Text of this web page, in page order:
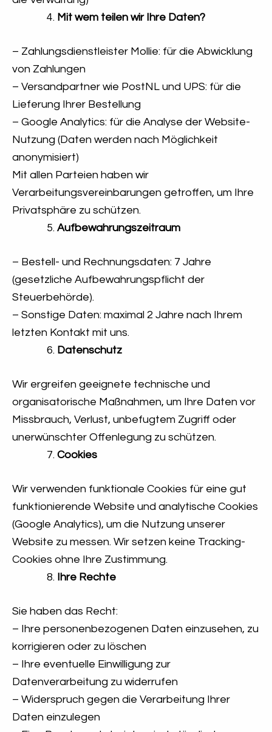
Mit wem teilen wir Ihre Daten?
– Zahlungsdienstleister Mollie: für die Abwicklung
von Zahlungen
– Versandpartner wie PostNL und UPS: für die
Lieferung Ihrer Bestellung
– Google Analytics: für die Analyse der Website-
Nutzung (Daten werden nach Möglichkeit
anonymisiert)
Mit allen Parteien haben wir
Verarbeitungsvereinbarungen getroffen, um Ihre
Privatsphäre zu schützen.
Aufbewahrungszeitraum
– Bestell- und Rechnungsdaten: 7 Jahre
(gesetzliche Aufbewahrungspflicht der
Steuerbehörde).
– Sonstige Daten: maximal 2 Jahre nach Ihrem
letzten Kontakt mit uns.
Datenschutz
Wir ergreifen geeignete technische und
organisatorische Maßnahmen, um Ihre Daten vor
Missbrauch, Verlust, unbefugtem Zugriff oder
unerwünschter Offenlegung zu schützen.
Cookies
Wir verwenden funktionale Cookies für eine gut
funktionierende Website und analytische Cookies
(Google Analytics), um die Nutzung unserer
Website zu messen. Wir setzen keine Tracking-
Cookies ohne Ihre Zustimmung.
Ihre Rechte
Sie haben das Recht:
– Ihre personenbezogenen Daten einzusehen, zu
korrigieren oder zu löschen
– Ihre eventuelle Einwilligung zur
Datenverarbeitung zu widerrufen
– Widerspruch gegen die Verarbeitung Ihrer
Daten einzulegen